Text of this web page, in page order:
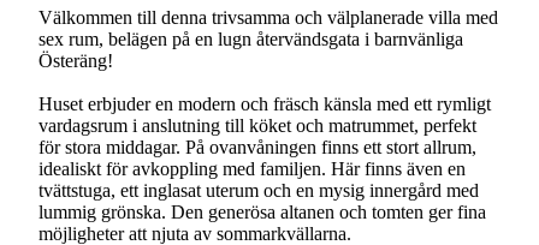
Välkommen till denna trivsamma och välplanerade villa med
sex rum, belägen på en lugn återvändsgata i barnvänliga
Österäng!
Huset erbjuder en modern och fräsch känsla med ett rymligt
vardagsrum i anslutning till köket och matrummet, perfekt
för stora middagar. På ovanvåningen finns ett stort allrum,
idealiskt för avkoppling med familjen. Här finns även en
tvättstuga, ett inglasat uterum och en mysig innergård med
lummig grönska. Den generösa altanen och tomten ger fina
möjligheter att njuta av sommarkvällarna.